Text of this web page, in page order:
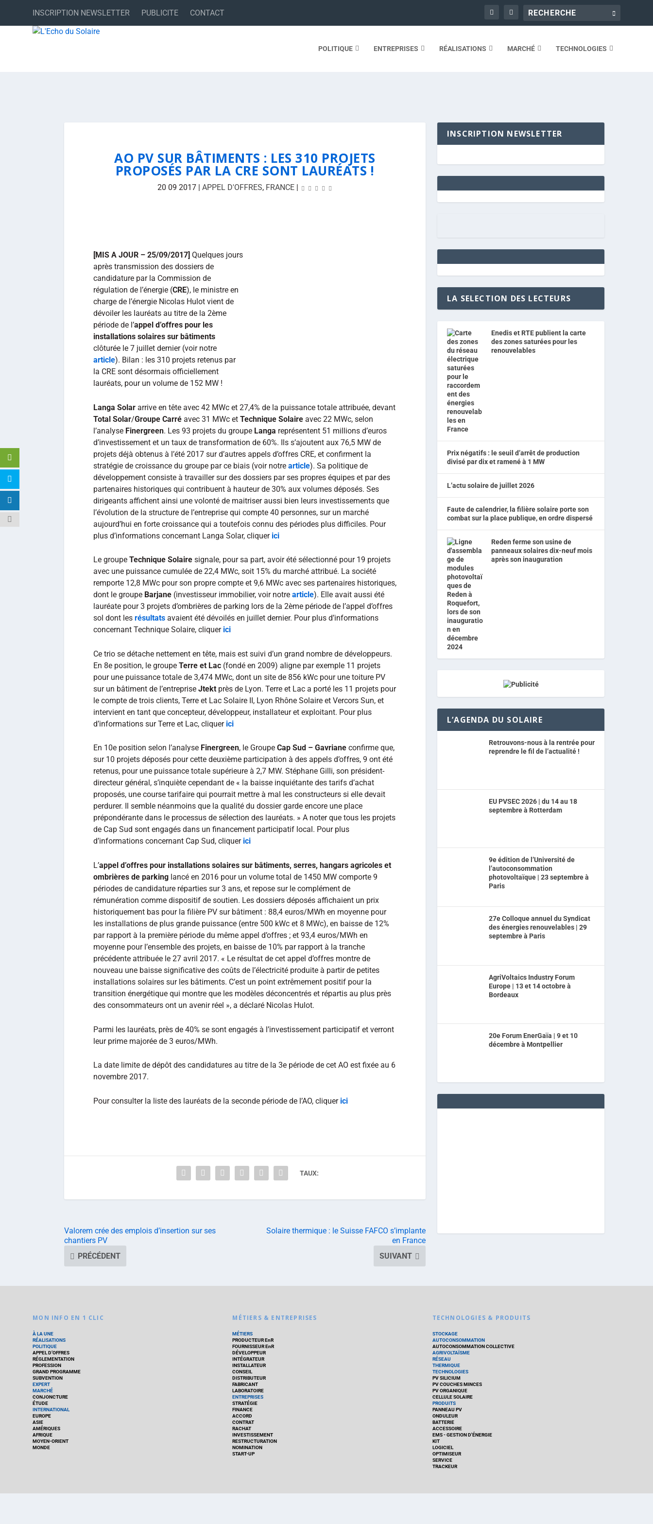
INSCRIPTION NEWSLETTER PUBLICITE CONTACT
POLITIQUE ENTREPRISES RÉALISATIONS MARCHÉ TECHNOLOGIES
AO PV SUR BÂTIMENTS : LES 310 PROJETS
PROPOSÉS PAR LA CRE SONT LAURÉATS !
20 09 2017 | APPEL D'OFFRES, FRANCE |
[MIS A JOUR – 25/09/2017] Quelques jours
après transmission des dossiers de
candidature par la Commission de
régulation de l’énergie (CRE), le ministre en
charge de l’énergie Nicolas Hulot vient de
dévoiler les lauréats au titre de la 2ème
période de l’appel d’offres pour les
installations solaires sur bâtiments
clôturée le 7 juillet dernier (voir notre
article). Bilan : les 310 projets retenus par
la CRE sont désormais officiellement
lauréats, pour un volume de 152 MW !
Langa Solar arrive en tête avec 42 MWc et 27,4% de la puissance totale attribuée, devant
Total Solar/Groupe Carré avec 31 MWc et Technique Solaire avec 22 MWc, selon
l’analyse Finergreen. Les 93 projets du groupe Langa représentent 51 millions d’euros
d’investissement et un taux de transformation de 60%. Ils s’ajoutent aux 76,5 MW de
projets déjà obtenus à l’été 2017 sur d’autres appels d’offres CRE, et confirment la
stratégie de croissance du groupe par ce biais (voir notre article). Sa politique de
développement consiste à travailler sur des dossiers par ses propres équipes et par des
partenaires historiques qui contribuent à hauteur de 30% aux volumes déposés. Ses
dirigeants affichent ainsi une volonté de maitriser aussi bien leurs investissements que
l’évolution de la structure de l’entreprise qui compte 40 personnes, sur un marché
aujourd’hui en forte croissance qui a toutefois connu des périodes plus difficiles. Pour
plus d’informations concernant Langa Solar, cliquer ici
Le groupe Technique Solaire signale, pour sa part, avoir été sélectionné pour 19 projets
avec une puissance cumulée de 22,4 MWc, soit 15% du marché attribué. La société
remporte 12,8 MWc pour son propre compte et 9,6 MWc avec ses partenaires historiques,
dont le groupe Barjane (investisseur immobilier, voir notre article). Elle avait aussi été
lauréate pour 3 projets d’ombrières de parking lors de la 2ème période de l’appel d’offres
sol dont les résultats avaient été dévoilés en juillet dernier. Pour plus d’informations
concernant Technique Solaire, cliquer ici
Ce trio se détache nettement en tête, mais est suivi d’un grand nombre de développeurs.
En 8e position, le groupe Terre et Lac (fondé en 2009) aligne par exemple 11 projets
pour une puissance totale de 3,474 MWc, dont un site de 856 kWc pour une toiture PV
sur un bâtiment de l’entreprise Jtekt près de Lyon. Terre et Lac a porté les 11 projets pour
le compte de trois clients, Terre et Lac Solaire II, Lyon Rhône Solaire et Vercors Sun, et
intervient en tant que concepteur, développeur, installateur et exploitant. Pour plus
d’informations sur Terre et Lac, cliquer ici
En 10e position selon l’analyse Finergreen, le Groupe Cap Sud – Gavriane confirme que,
sur 10 projets déposés pour cette deuxième participation à des appels d’offres, 9 ont été
retenus, pour une puissance totale supérieure à 2,7 MW. Stéphane Gilli, son président-
directeur général, s’inquiète cependant de « la baisse inquiétante des tarifs d’achat
proposés, une course tarifaire qui pourrait mettre à mal les constructeurs si elle devait
perdurer. Il semble néanmoins que la qualité du dossier garde encore une place
prépondérante dans le processus de sélection des lauréats. » A noter que tous les projets
de Cap Sud sont engagés dans un financement participatif local. Pour plus
d’informations concernant Cap Sud, cliquer ici
L’appel d’offres pour installations solaires sur bâtiments, serres, hangars agricoles et
ombrières de parking lancé en 2016 pour un volume total de 1450 MW comporte 9
périodes de candidature réparties sur 3 ans, et repose sur le complément de
rémunération comme dispositif de soutien. Les dossiers déposés affichaient un prix
historiquement bas pour la filière PV sur bâtiment : 88,4 euros/MWh en moyenne pour
les installations de plus grande puissance (entre 500 kWc et 8 MWc), en baisse de 12%
par rapport à la première période du même appel d’offres ; et 93,4 euros/MWh en
moyenne pour l’ensemble des projets, en baisse de 10% par rapport à la tranche
précédente attribuée le 27 avril 2017. « Le résultat de cet appel d’offres montre de
nouveau une baisse significative des coûts de l’électricité produite à partir de petites
installations solaires sur les bâtiments. C’est un point extrêmement positif pour la
transition énergétique qui montre que les modèles déconcentrés et répartis au plus près
des consommateurs ont un avenir réel », a déclaré Nicolas Hulot.
Parmi les lauréats, près de 40% se sont engagés à l’investissement participatif et verront
leur prime majorée de 3 euros/MWh.
La date limite de dépôt des candidatures au titre de la 3e période de cet AO est fixée au 6
novembre 2017.
Pour consulter la liste des lauréats de la seconde période de l’AO, cliquer ici
TAUX:
Valorem crée des emplois d’insertion sur ses
chantiers PV
PRÉCÉDENT
Solaire thermique : le Suisse FAFCO s’implante
en France
SUIVANT
INSCRIPTION NEWSLETTER
LA SELECTION DES LECTEURS
Enedis et RTE publient la carte
des zones saturées pour les
renouvelables
Prix négatifs : le seuil d’arrêt de production
divisé par dix et ramené à 1 MW
L’actu solaire de juillet 2026
Faute de calendrier, la filière solaire porte son
combat sur la place publique, en ordre dispersé
Reden ferme son usine de
panneaux solaires dix-neuf mois
après son inauguration
L’AGENDA DU SOLAIRE
Retrouvons-nous à la rentrée pour
reprendre le fil de l’actualité !
EU PVSEC 2026 | du 14 au 18
septembre à Rotterdam
9e édition de l’Université de
l’autoconsommation
photovoltaïque | 23 septembre à
Paris
27e Colloque annuel du Syndicat
des énergies renouvelables | 29
septembre à Paris
AgriVoltaics Industry Forum
Europe | 13 et 14 octobre à
Bordeaux
20e Forum EnerGaïa | 9 et 10
décembre à Montpellier
MON INFO EN 1 CLIC
À LA UNE
RÉALISATIONS
POLITIQUE
APPEL D’OFFRES
RÉGLEMENTATION
PROFESSION
GRAND PROGRAMME
SUBVENTION
EXPERT
MARCHÉ
CONJONCTURE
ÉTUDE
INTERNATIONAL
EUROPE
ASIE
AMÉRIQUES
AFRIQUE
MOYEN-ORIENT
MONDE
MÉTIERS & ENTREPRISES
MÉTIERS
PRODUCTEUR EnR
FOURNISSEUR EnR
DÉVELOPPEUR
INTÉGRATEUR
INSTALLATEUR
CONSEIL
DISTRIBUTEUR
FABRICANT
LABORATOIRE
ENTREPRISES
STRATÉGIE
FINANCE
ACCORD
CONTRAT
RACHAT
INVESTISSEMENT
RESTRUCTURATION
NOMINATION
START-UP
TECHNOLOGIES & PRODUITS
STOCKAGE
AUTOCONSOMMATION
AUTOCONSOMMATION COLLECTIVE
AGRIVOLTAÏSME
RÉSEAU
THERMIQUE
TECHNOLOGIES
PV SILICIUM
PV COUCHES MINCES
PV ORGANIQUE
CELLULE SOLAIRE
PRODUITS
PANNEAU PV
ONDULEUR
BATTERIE
ACCESSOIRE
EMS - GESTION D'ÉNERGIE
KIT
LOGICIEL
OPTIMISEUR
SERVICE
TRACKEUR